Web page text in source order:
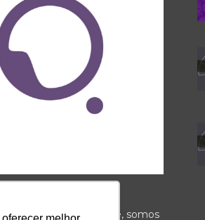
e a espiritualidade, somos